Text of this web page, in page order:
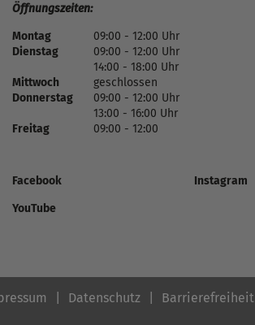
Öffnungszeiten:
Montag
09:00 - 12:00 Uhr
Dienstag
09:00 - 12:00 Uhr
14:00 - 18:00 Uhr
Mittwoch
geschlossen
Donnerstag
09:00 - 12:00 Uhr
13:00 - 16:00 Uhr
Freitag
09:00 - 12:00
Facebook
Instagram
YouTube
Datenschutz Barrierefreiheit